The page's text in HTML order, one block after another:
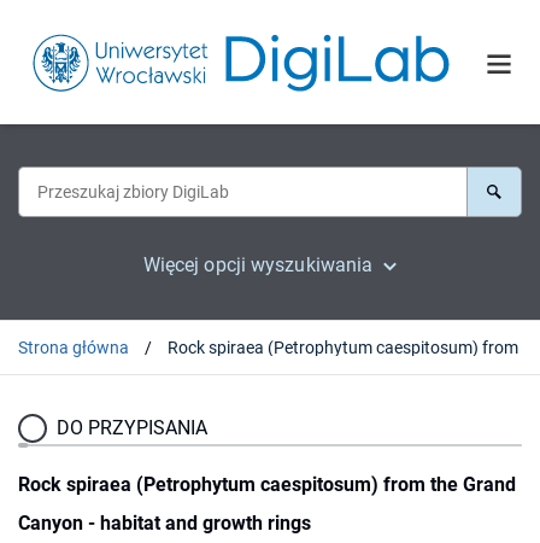
Więcej opcji wyszukiwania
Strona główna
DO PRZYPISANIA
Rock spiraea (Petrophytum caespitosum) from the Grand
Canyon - habitat and growth rings